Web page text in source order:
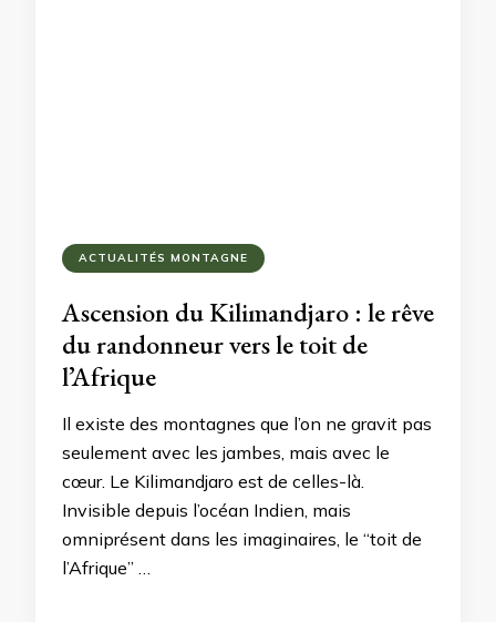
ACTUALITÉS MONTAGNE
Ascension du Kilimandjaro : le rêve
du randonneur vers le toit de
l’Afrique
Il existe des montagnes que l’on ne gravit pas
seulement avec les jambes, mais avec le
cœur. Le Kilimandjaro est de celles-là.
Invisible depuis l’océan Indien, mais
omniprésent dans les imaginaires, le “toit de
l’Afrique” …